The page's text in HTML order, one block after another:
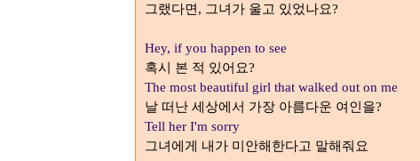
그랬다면, 그녀가 울고 있었나요?
Hey, if you happen to see
혹시 본 적 있어요?
The most beautiful girl that walked out on me
날 떠난 세상에서 가장 아름다운 여인을?
Tell her I'm sorry
그녀에게 내가 미안해한다고 말해줘요